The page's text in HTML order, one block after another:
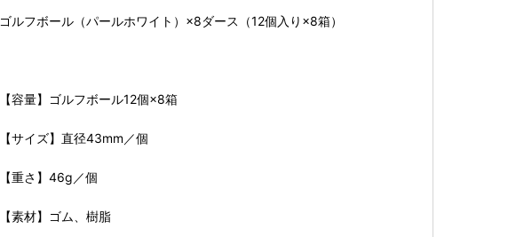
ゴルフボール（パールホワイト）×8ダース（12個入り×8箱）
【容量】ゴルフボール12個×8箱
【サイズ】直径43mm／個
【重さ】46g／個
【素材】ゴム、樹脂